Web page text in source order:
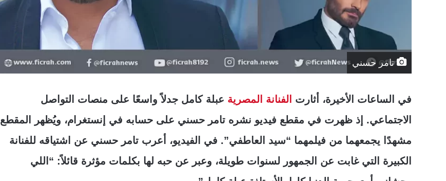
تامر حسني
في الساعات الأخيرة، أثارت الفنانة المصرية عبلة كامل جدلاً واسعًا على منصات التواصل
الاجتماعي. إذ ظهرت في مقطع فيديو نشره تامر حسني على حسابه في إنستغرام، ويُظهر المقطع
مشهدًا يجمعهما من فيلمهما “سيد العاطفي”. في الفيديو، أعرب تامر حسني عن اشتياقه للفنانة
الكبيرة التي غابت عن الجمهور لسنوات طويلة، وعبر عن حبه لها بكلمات مؤثرة قائلاً: “اللي